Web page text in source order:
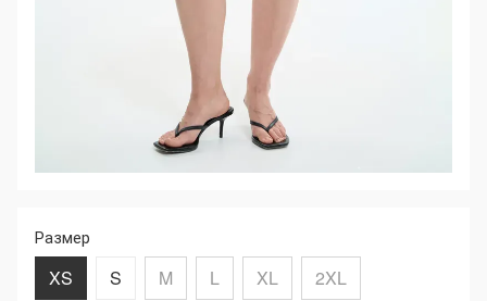
Размер
XS S M L XL 2XL